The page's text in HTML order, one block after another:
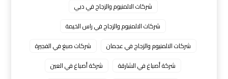
شركات الالمنيوم والزجاج في دبي
شركات الالمنيوم والزجاج في راس الخيمة
شركات الالمنيوم والزجاج في عجمان
شركات صبغ في الفجيرة
شركة أصباغ في الشارقة
شركة أصباغ في العين